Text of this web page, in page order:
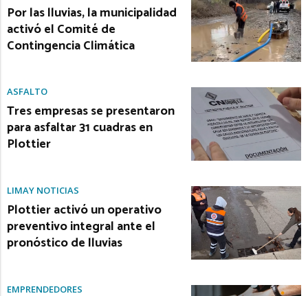
Por las lluvias, la municipalidad
activó el Comité de
Contingencia Climática
ASFALTO
Tres empresas se presentaron
para asfaltar 31 cuadras en
Plottier
LIMAY NOTICIAS
Plottier activó un operativo
preventivo integral ante el
pronóstico de lluvias
EMPRENDEDORES